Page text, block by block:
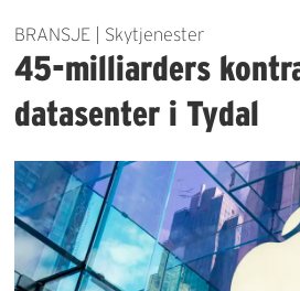
BRANSJE | Skytjenester
45-milliarders
datasenter i Tydal